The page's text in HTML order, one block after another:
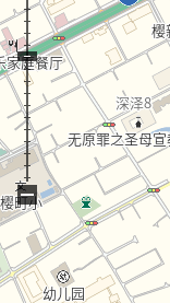
○ 设置深泽的自
○ 住戸専有宅配
■ 房间的特徴━
○ 实际使用面积
○ 适合成排的樱
○ 在预先阶做住
○ 会话兴奋起来
○ 餐具冲洗烘干
○ 全自动浴室(有
○ 地板暖气(客
−